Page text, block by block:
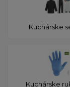
Kuchárske
Kuchárske